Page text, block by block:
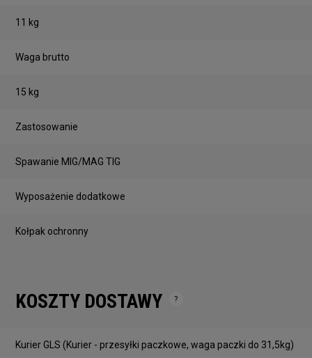
11 kg
Waga brutto
15 kg
Zastosowanie
Spawanie MIG/MAG TIG
Wyposażenie dodatkowe
Kołpak ochronny
KOSZTY DOSTAWY
Kurier GLS (Kurier - przesyłki paczkowe, waga paczki do 31,5kg)